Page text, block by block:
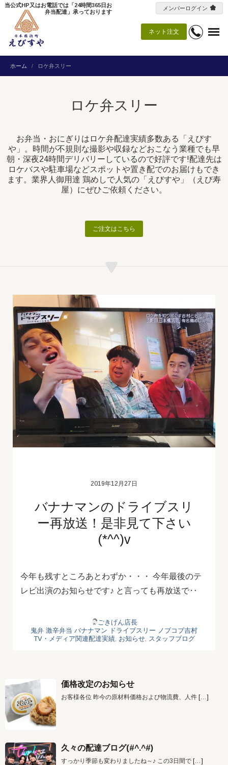
ネット注文
当公式HP又はお電話では「24時間365日お
弁当配達」承っております
メンバーログイン
ホーム ロケ弁スリー
ロケ弁スリー
お弁当・おにぎりはロケ弁配達実績多数ある「えびす
や」。時間が不規則な撮影や収録などおこなう業種でも早
朝・深夜24時間デリバリーしているので好評です!配達先は
ロケバスや駐車場などスポットや置き配でのお届けもでき
ます。業界人御用達 鶏めしで人気の「えびすや」（えび寿
屋）にぜひご依頼ください。
ご注文はこちら
2019年12月27日
バナナマンのドライブスリ
ー再放送！是非見て下さい
(*^^)v
今年も残すところあとわずか・・・ 今年最後のテ
レビ出演のお知らせです♪ と言っても再放送で‥
ごきげん店長
鬼弁 激辛弁当 バナナマン ドライブスリー ノブコブ吉村
TV・メディア関連配達実績, お知らせ, スタッフブログ
価格改定のお知らせ
お客様各位 昨今の原材料価格および物流費、人件 […]
久々の配達ブログ(#^.^#)
すっかり季節も変わりましたね～♪ この3日間で […]